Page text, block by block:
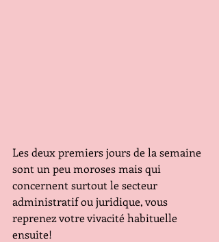
Les deux premiers jours de la semaine
sont un peu moroses mais qui
concernent surtout le secteur
administratif ou juridique, vous
reprenez votre vivacité habituelle
ensuite!